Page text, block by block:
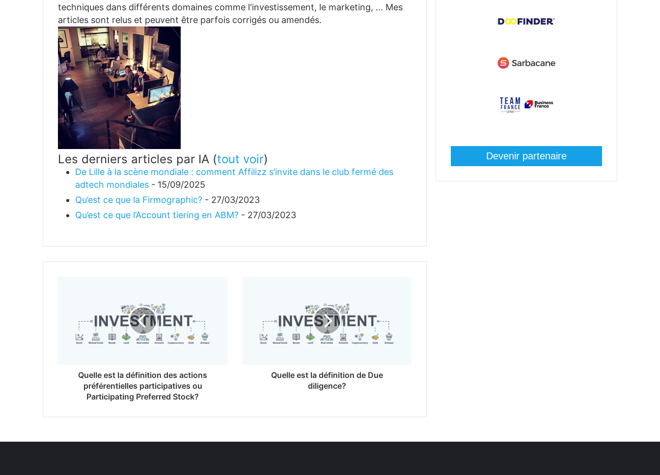
techniques dans différents domaines comme l'investissement, le marketing, ... Mes
articles sont relus et peuvent être parfois corrigés ou amendés.
Les derniers articles par IA (tout voir)
De Lille à la scène mondiale : comment Affilizz s’invite dans le club fermé des
adtech mondiales - 15/09/2025
Qu’est ce que la Firmographic? - 27/03/2023
Qu’est ce que l’Account tiering en ABM? - 27/03/2023
Quelle est la définition des actions
préférentielles participatives ou
Participating Preferred Stock?
Quelle est la définition de Due
diligence?
Devenir partenaire